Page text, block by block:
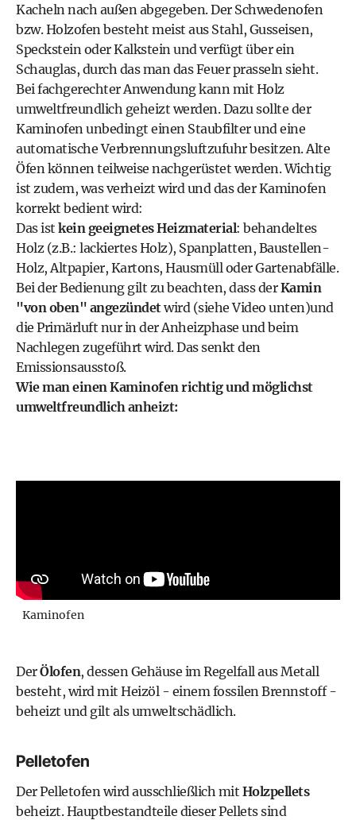
Kacheln nach außen abgegeben. Der Schwedenofen
bzw. Holzofen besteht meist aus Stahl, Gusseisen,
Speckstein oder Kalkstein und verfügt über ein
Schauglas, durch das man das Feuer prasseln sieht.
Bei fachgerechter Anwendung kann mit Holz
umweltfreundlich geheizt werden. Dazu sollte der
Kaminofen unbedingt einen Staubfilter und eine
automatische Verbrennungsluftzufuhr besitzen. Alte
Öfen können teilweise nachgerüstet werden. Wichtig
ist zudem, was verheizt wird und das der Kaminofen
korrekt bedient wird:
Das ist kein geeignetes Heizmaterial: behandeltes
Holz (z.B.: lackiertes Holz), Spanplatten, Baustellen-
Holz, Altpapier, Kartons, Hausmüll oder Gartenabfälle.
Bei der Bedienung gilt zu beachten, dass derKamin
"von oben" angezündetwird (siehe Video unten)und
die Primärluft nur in der Anheizphase und beim
Nachlegen zugeführt wird. Das senkt den
Emissionsausstoß.
Wie man einen Kaminofen richtig und möglichst
umweltfreundlich anheizt:
Kaminofen
DerÖlofen, dessen Gehäuse im Regelfall aus Metall
besteht, wird mit Heizöl - einem fossilen Brennstoff -
beheizt und gilt als umweltschädlich.
Pelletofen
DerPelletofen wird ausschließlich mit Holzpellets
beheizt. Hauptbestandteile dieser Pellets sind